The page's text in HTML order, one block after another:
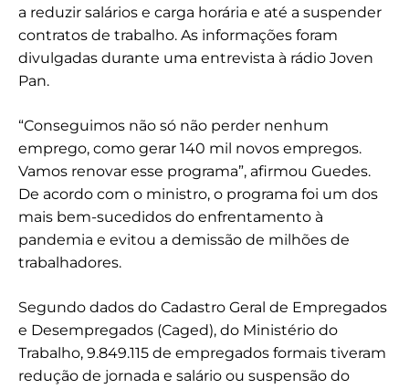
a reduzir salários e carga horária e até a suspender
contratos de trabalho. As informações foram
divulgadas durante uma entrevista à rádio Joven
Pan.
“Conseguimos não só não perder nenhum
emprego, como gerar 140 mil novos empregos.
Vamos renovar esse programa”, afirmou Guedes.
De acordo com o ministro, o programa foi um dos
mais bem-sucedidos do enfrentamento à
pandemia e evitou a demissão de milhões de
trabalhadores.
Segundo dados do Cadastro Geral de Empregados
e Desempregados (Caged), do Ministério do
Trabalho, 9.849.115 de empregados formais tiveram
redução de jornada e salário ou suspensão do